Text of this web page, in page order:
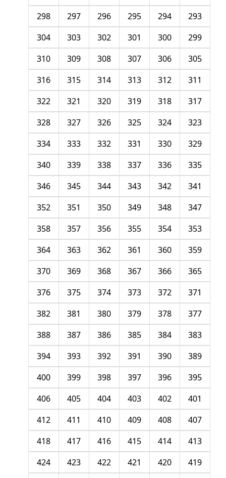
293
294
295
296
297
298
299
300
301
302
303
304
305
306
307
308
309
310
311
312
313
314
315
316
317
318
319
320
321
322
323
324
325
326
327
328
329
330
331
332
333
334
335
336
337
338
339
340
341
342
343
344
345
346
347
348
349
350
351
352
353
354
355
356
357
358
359
360
361
362
363
364
365
366
367
368
369
370
371
372
373
374
375
376
377
378
379
380
381
382
383
384
385
386
387
388
389
390
391
392
393
394
395
396
397
398
399
400
401
402
403
404
405
406
407
408
409
410
411
412
413
414
415
416
417
418
419
420
421
422
423
424